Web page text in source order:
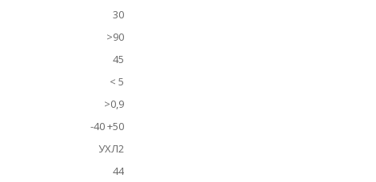
30
>90
45
< 5
>0,9
-40 +50
УХЛ2
44